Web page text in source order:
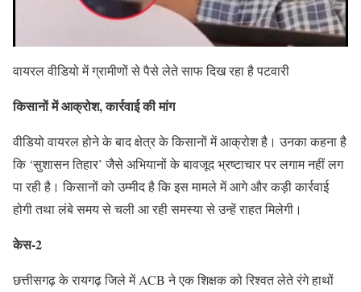
वायरल वीडियो में ग्रामीणों से पैसे लेते साफ दिख रहा है पटवारी
किसानों में आक्रोश, कार्रवाई की मांग
वीडियो वायरल होने के बाद क्षेत्र के किसानों में आक्रोश है। उनका कहना है
कि ‘सुशासन तिहार’ जैसे अभियानों के बावजूद भ्रष्टाचार पर लगाम नहीं लग
पा रही है। किसानों को उम्मीद है कि इस मामले में आगे और कड़ी कार्रवाई
होगी तथा लंबे समय से चली आ रही समस्या से उन्हें राहत मिलेगी।
केस-2
छत्तीसगढ़ के रायगढ़ जिले में ACB ने एक शिक्षक को रिश्वत लेते रंगे हाथों